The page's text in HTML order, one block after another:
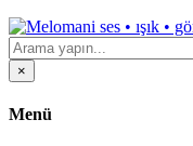
×
Menü